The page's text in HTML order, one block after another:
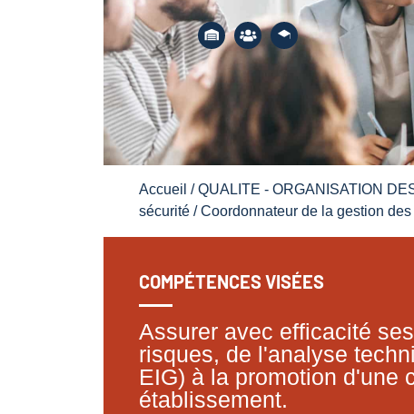
Accueil /QUALITE - ORGANISATION
sécurité / Coordonnateur de la gestion
COMPÉTENCES VISÉES
Assurer avec efficacité
risques, de l'analyse
EIG) à la promotion d'une
établissement.